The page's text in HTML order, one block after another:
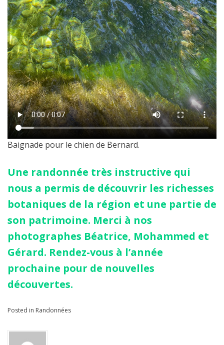
Baignade pour le chien de Bernard.
Une randonnée très instructive qui
nous a permis de découvrir les richesses
botaniques de la région et une partie de
son patrimoine. Merci à nos
photographes Béatrice, Mohammed et
Gérard. Rendez-vous à l’année
prochaine pour de nouvelles
découvertes.
Posted in Randonnées